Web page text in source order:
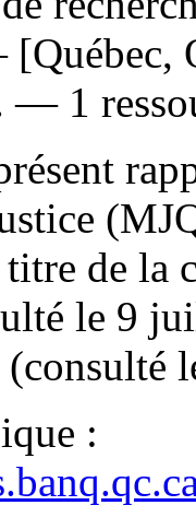
1
de la
le 9
(consulté
: